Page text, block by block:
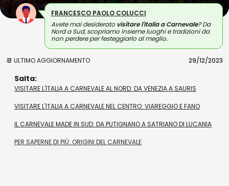
FRANCESCO PAOLO COLUCCI
Avete mai desiderato visitare l'Italia a Carnevale? Da
Nord a Sud, scopriamo insieme luoghi e tradizioni da
non perdere per festeggiarlo al meglio.
📆 ULTIMO AGGIORNAMENTO 29/12/2023
Salta:
VISITARE L'ITALIA A CARNEVALE AL NORD: DA VENEZIA A SAURIS
VISITARE L'ITALIA A CARNEVALE NEL CENTRO: VIAREGGIO E FANO
IL CARNEVALE MADE IN SUD: DA PUTIGNANO A SATRIANO DI LUCANIA
PER SAPERNE DI PIÙ: ORIGINI DEL CARNEVALE